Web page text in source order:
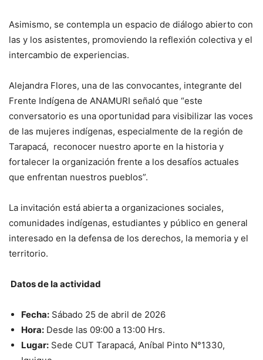
Asimismo, se contempla un espacio de diálogo abierto con
las y los asistentes, promoviendo la reflexión colectiva y el
intercambio de experiencias.
Alejandra Flores, una de las convocantes, integrante del
Frente Indígena de ANAMURI señaló que “este
conversatorio es una oportunidad para visibilizar las voces
de las mujeres indígenas, especialmente de la región de
Tarapacá, reconocer nuestro aporte en la historia y
fortalecer la organización frente a los desafíos actuales
que enfrentan nuestros pueblos”.
La invitación está abierta a organizaciones sociales,
comunidades indígenas, estudiantes y público en general
interesado en la defensa de los derechos, la memoria y el
territorio.
Datos de la actividad
Fecha: Sábado 25 de abril de 2026
Hora: Desde las 09:00 a 13:00 Hrs.
Lugar: Sede CUT Tarapacá, Aníbal Pinto N°1330,